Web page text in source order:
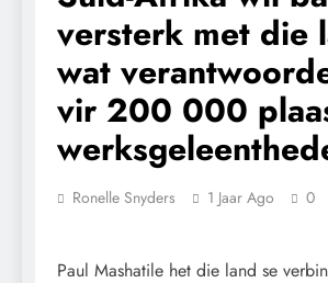
versterk met die
wat
vir 200 000
Ronelle Snyders 1 Jaar Ago 0
Paul Mashatile het die land se